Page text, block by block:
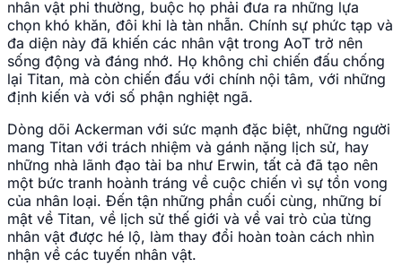
nhân vật phi thường, buộc họ phải đưa ra những lựa
chọn khó khăn, đôi khi là tàn nhẫn. Chính sự phức tạp và
đa diện này đã khiến các nhân vật trong AoT trở nên
sống động và đáng nhớ. Họ không chỉ chiến đấu chống
lại Titan, mà còn chiến đấu với chính nội tâm, với những
định kiến và với số phận nghiệt ngã.
Dòng dõi Ackerman với sức mạnh đặc biệt, những người
mang Titan với trách nhiệm và gánh nặng lịch sử, hay
những nhà lãnh đạo tài ba như Erwin, tất cả đã tạo nên
một bức tranh hoành tráng về cuộc chiến vì sự tồn vong
của nhân loại. Đến tận những phần cuối cùng, những bí
mật về Titan, về lịch sử thế giới và về vai trò của từng
nhân vật được hé lộ, làm thay đổi hoàn toàn cách nhìn
nhận về các tuyến nhân vật.